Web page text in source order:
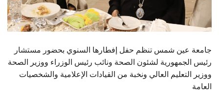
جامعة عين شمس تنظم حفل إفطارها السنوي بحضور مستشار
رئيس الجمهورية لشئون الصحة ونائب رئيس الوزراء ووزير الصحة
ووزير التعليم العالي ونخبة من القيادات الإعلامية والشخصيات
العامة